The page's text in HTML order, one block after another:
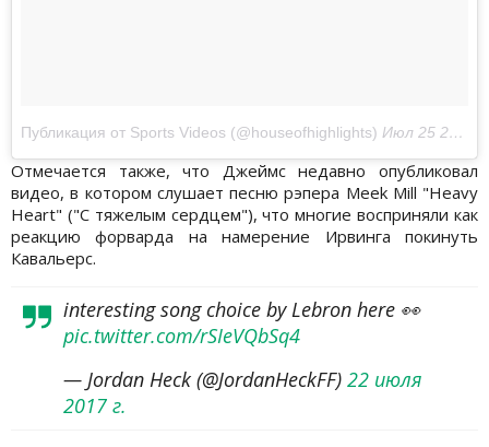
Публикация от Sports Videos (@houseofhighlights) Июл 25 2017 в 9:16 PDT
Отмечается также, что Джеймс недавно опубликовал
видео, в котором слушает песню рэпера Meek Mill "Heavy
Heart" ("С тяжелым сердцем"), что многие восприняли как
реакцию форварда на намерение Ирвинга покинуть
Кавальерс.
interesting song choice by Lebron here 👀
pic.twitter.com/rSIeVQbSq4
— Jordan Heck (@JordanHeckFF) 22 июля
2017 г.